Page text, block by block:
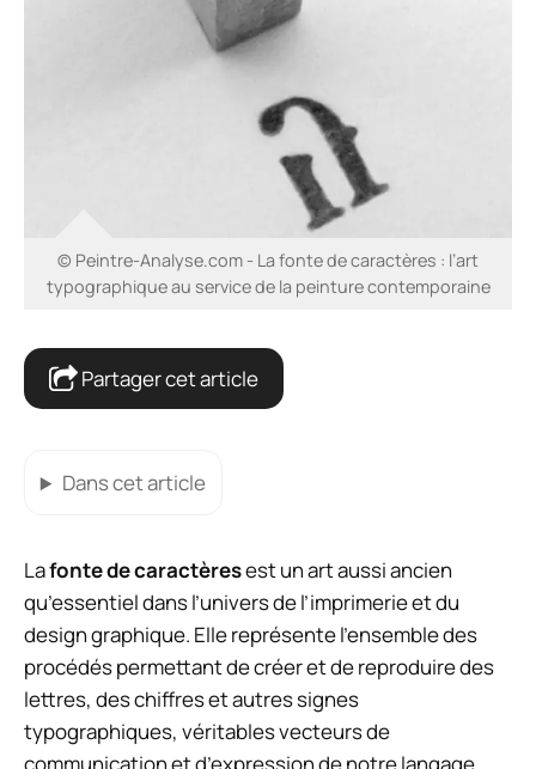
© Peintre-Analyse.com - La fonte de caractères : l’art
typographique au service de la peinture contemporaine
Partager cet article
Dans cet article
Lafonte de caractèresest un art aussi ancien
qu’essentiel dans l’univers de l’imprimerie et du
design graphique. Elle représente l’ensemble des
procédés permettant de créer et de reproduire des
lettres, des chiffres et autres signes
typographiques, véritables vecteurs de